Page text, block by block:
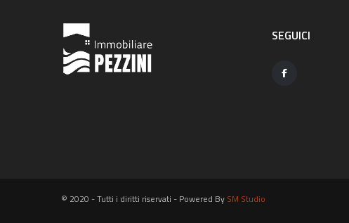
SEGUICI
© 2020 - Tutti i diritti riservati - Powered By SM Studio